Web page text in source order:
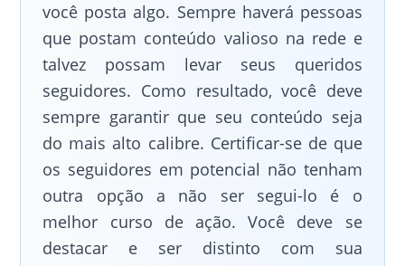
você posta algo. Sempre haverá pessoas
que postam conteúdo valioso na rede e
talvez possam levar seus queridos
seguidores. Como resultado, você deve
sempre garantir que seu conteúdo seja
do mais alto calibre. Certificar-se de que
os seguidores em potencial não tenham
outra opção a não ser segui-lo é o
melhor curso de ação. Você deve se
destacar e ser distinto com sua